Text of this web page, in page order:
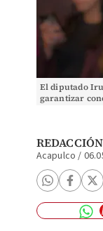
El diputado
garantizar
REDACCIÓN
Acapulco /